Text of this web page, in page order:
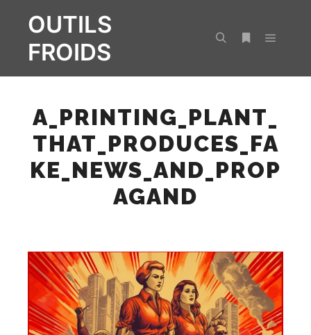
OUTILS
FROIDS
A_PRINTING_PLANT_
THAT_PRODUCES_FA
KE_NEWS_AND_PROP
AGAND